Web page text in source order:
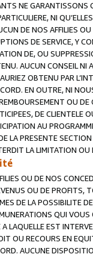
NE GARANTISSONS
NI
DE NOS AFFILIES
DE SERVICE, Y
DE, OU
AUCUN CONSEIL NI
OBTENU PAR
EN OUTRE, NI
OU
DE CLIENTELE
AU
LA PRESENTE
LA LIMITATION OU
OU DE NOS
OU DE PROFITS,
DE LA POSSIBILITE
QUI
LAQUELLE EST
OU RECOURS EN
AUCUNE